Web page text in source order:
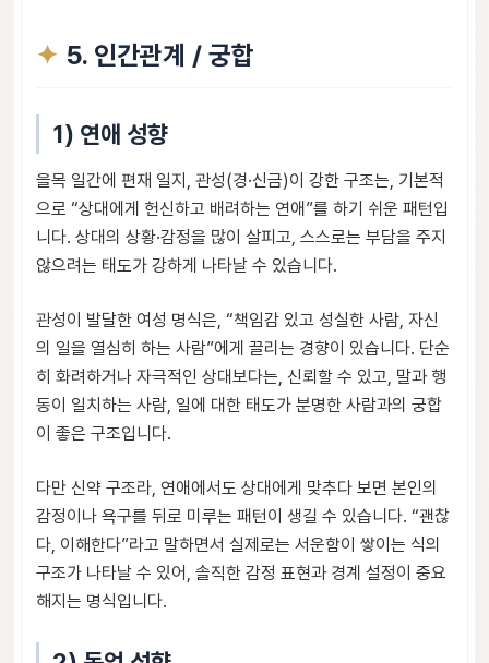
5. 인간관계 / 궁합
1) 연애 성향
을목 일간에 편재 일지, 관성(경·신금)이 강한 구조는, 기본적
으로 “상대에게 헌신하고 배려하는 연애”를 하기 쉬운 패턴입
니다. 상대의 상황·감정을 많이 살피고, 스스로는 부담을 주지
않으려는 태도가 강하게 나타날 수 있습니다.
관성이 발달한 여성 명식은, “책임감 있고 성실한 사람, 자신
의 일을 열심히 하는 사람”에게 끌리는 경향이 있습니다. 단순
히 화려하거나 자극적인 상대보다는, 신뢰할 수 있고, 말과 행
동이 일치하는 사람, 일에 대한 태도가 분명한 사람과의 궁합
이 좋은 구조입니다.
다만 신약 구조라, 연애에서도 상대에게 맞추다 보면 본인의
감정이나 욕구를 뒤로 미루는 패턴이 생길 수 있습니다. “괜찮
다, 이해한다”라고 말하면서 실제로는 서운함이 쌓이는 식의
구조가 나타날 수 있어, 솔직한 감정 표현과 경계 설정이 중요
해지는 명식입니다.